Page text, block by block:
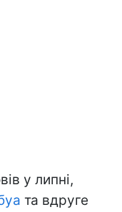
у липні,
та вдруге